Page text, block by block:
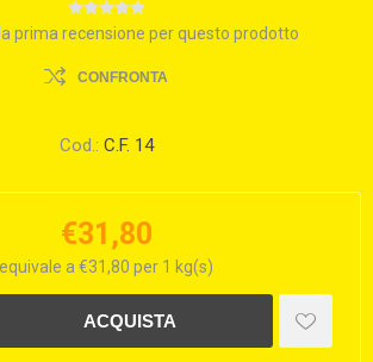
prima recensione per questo prodotto
CONFRONTA
Cod.: C.F. 14
€31,80
equivale a €31,80 per 1 kg(s)